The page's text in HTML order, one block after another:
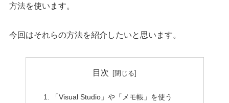
方法を使います。
今回はそれらの方法を紹介したいと思います。
目次
「Visual Studio」や「メモ帳」を使う